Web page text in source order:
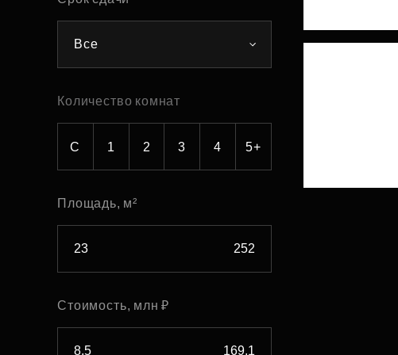
Рефинансирование
Все
Количество комнат
С 1 2 3 4 5+
Площадь, м²
Стоимость, млн ₽